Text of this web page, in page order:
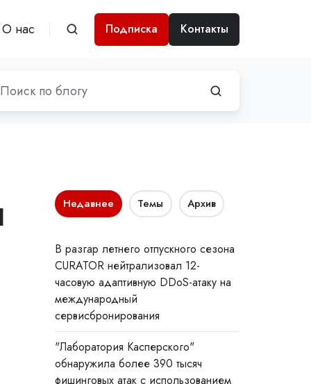
О нас Подписка Контакты
Недавнее Темы Архив
В разгар летнего отпускного сезона
CURATOR нейтрализовал 12-
часовую адаптивную DDoS-атаку на
международный
сервисбронирования
"Лаборатория Касперского"
обнаружила более 390 тысяч
фишинговых атак с использованием